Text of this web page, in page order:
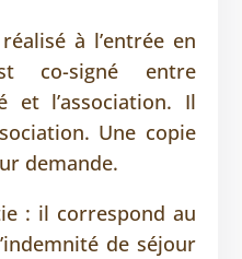
à l’entrée en
co-signé entre
et l’association. Il
Une copie
demande.
: il correspond au
de séjour